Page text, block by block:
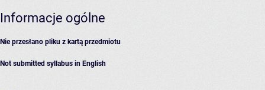
Informacje ogólne
Nie przesłano pliku z kartą przedmiotu
Not submitted syllabus in English